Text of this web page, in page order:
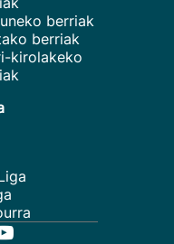
berriak
berriak
kirolakeko